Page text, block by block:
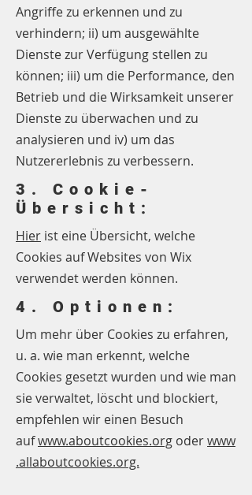
Angriffe zu erkennen und zu
verhindern; ii) um ausgewählte
Dienste zur Verfügung stellen zu
können; iii) um die Performance, den
Betrieb und die Wirksamkeit unserer
Dienste zu überwachen und zu
analysieren und iv) um das
Nutzererlebnis zu verbessern.
3. Cookie-
Übersicht:
Hier ist eine Übersicht, welche
Cookies auf Websites von Wix
verwendet werden können.
4. Optionen:
Um mehr über Cookies zu erfahren,
u. a. wie man erkennt, welche
Cookies gesetzt wurden und wie man
sie verwaltet, löscht und blockiert,
empfehlen wir einen Besuch
aufwww.aboutcookies.org oderwww
.allaboutcookies.org.